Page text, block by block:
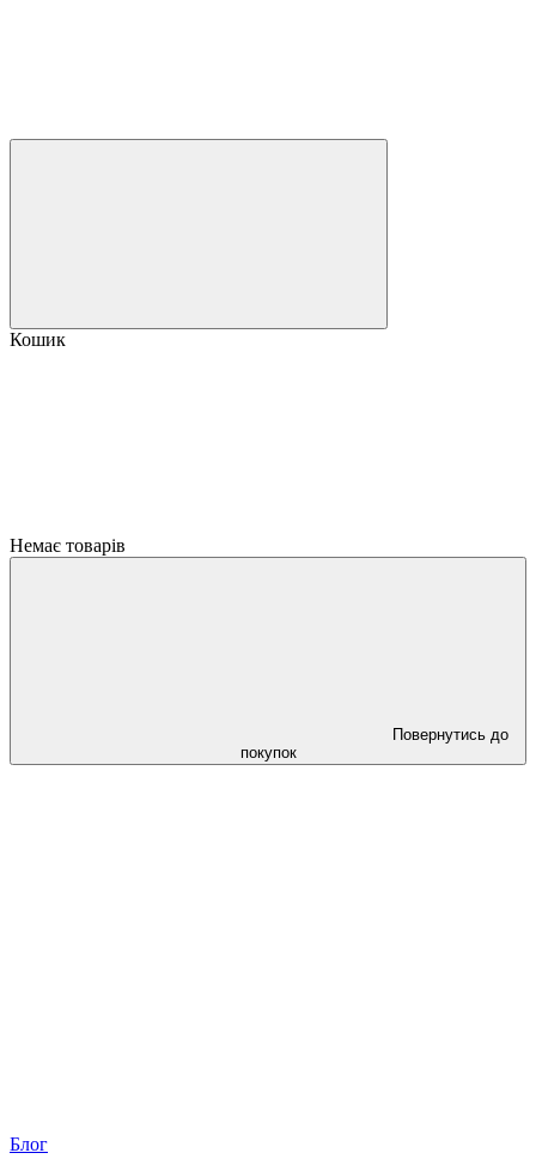
Кошик
Немає товарів
Повернутись до
покупок
Блог